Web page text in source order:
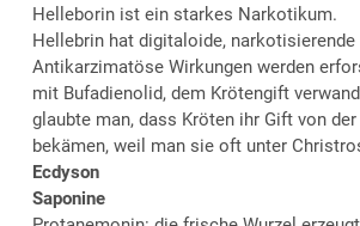
Helleborin ist ein starkes Narkotikum.
Hellebrin hat digitaloide, narkotisierende
Antikarzimatöse Wirkungen werden
mit Bufadienolid, dem Krötengift
glaubte man, dass Kröten ihr Gift von
bekämen, weil man sie oft unter
Ecdyson
Saponine